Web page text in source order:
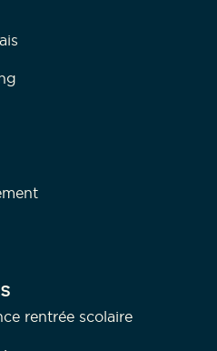
rentrée scolaire